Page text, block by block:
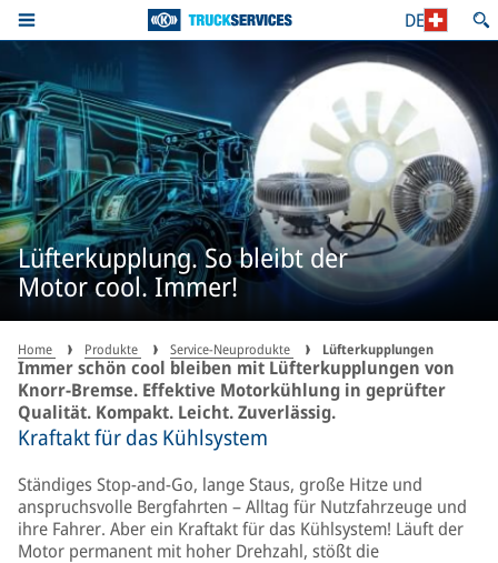
DE
Lüfterkupplung. So bleibt der
Motor cool. Immer!
Home Produkte Service-Neuprodukte Lüfterkupplungen
Immer schön cool bleiben mit Lüfterkupplungen von
Knorr-Bremse. Effektive Motorkühlung in geprüfter
Qualität. Kompakt. Leicht. Zuverlässig.
Kraftakt für das Kühlsystem
Ständiges Stop-and-Go, lange Staus, große Hitze und
anspruchsvolle Bergfahrten – Alltag für Nutzfahrzeuge und
ihre Fahrer. Aber ein Kraftakt für das Kühlsystem! Läuft der
Motor permanent mit hoher Drehzahl, stößt die